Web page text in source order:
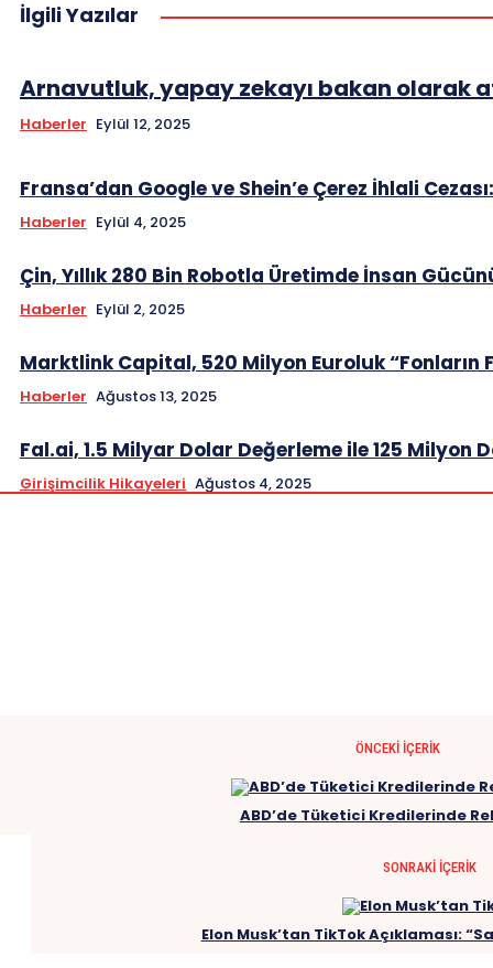
İlgili Yazılar
Arnavutluk, yapay zekayı bakan olarak
Haberler Eylül 12, 2025
Fransa’dan Google ve Shein’e Çerez İhlali
Haberler Eylül 4, 2025
Çin, Yıllık 280 Bin Robotla Üretimde İnsan
Haberler Eylül 2, 2025
Marktlink Capital, 520 Milyon Euroluk “Fonların
Haberler Ağustos 13, 2025
Fal.ai, 1.5 Milyar Dolar Değerleme ile 125 Milyon
Girişimcilik Hikayeleri Ağustos 4, 2025
ÖNCEKI İÇERIK
ABD’de Tüketici Kredilerinde
SONRAKI İÇERIK
Elon Musk’tan TikTok Açıklaması: